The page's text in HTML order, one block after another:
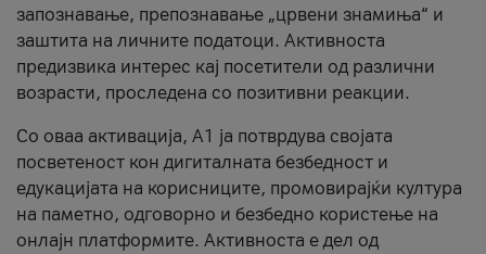
запознавање, препознавање „црвени знамиња“ и
заштита на личните податоци. Активноста
предизвика интерес кај посетители од различни
возрасти, проследена со позитивни реакции.
Со оваа активација, А1 ја потврдува својата
посветеност кон дигиталната безбедност и
едукацијата на корисниците, промовирајќи култура
на паметно, одговорно и безбедно користење на
онлајн платформите. Активноста е дел од